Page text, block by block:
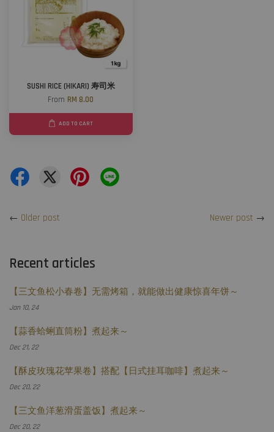
SUSHI RICE (HIKARI) 寿司米
FromRM 8.00
ADD TO CART
← Older post Newer post →
Recent articles
【三文鱼松小春卷】无需烤箱，就能做出健康惊喜年饼～
Jan 10, 24
【蒜香蛤蜊直筒粉】煮起来～
Dec 21, 22
【酥皮玫瑰花苹果卷】搭配【日式挂耳咖啡】煮起来～
Dec 20, 22
【三文鱼洋葱滑蛋盖饭】煮起来～
Dec 20, 22